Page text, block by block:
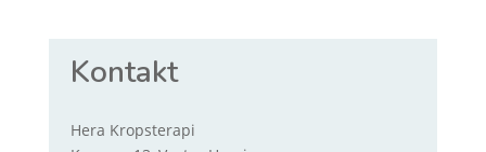
Kontakt
Hera Kropsterapi